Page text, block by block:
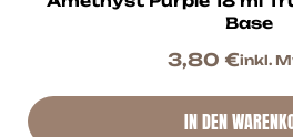
Base
3,80 €inkl.
IN DEN